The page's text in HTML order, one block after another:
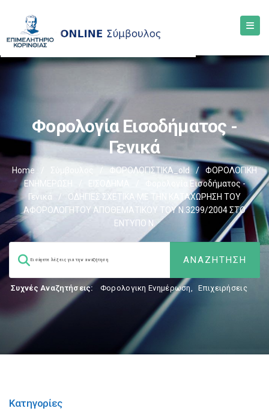
Φορολογία Εισοδήματος -
Γενικά
Home Σύμβουλος / ΦΟΡΟΛΟΓΙΣΤΙΚΑ_old /
ΦΟΡΟΛΟΓΙΚΗ
ΕΝΗΜΕΡΩΣΗ
Φορολογία Εισοδήματος -
Γενικά
/
ΟΔΗΓΙΕΣ ΣΧΕΤΙΚΑ ΜΕ ΤΗΝ ΚΑΤΑΧΩΡΗΣΗ ΤΟΥ
ΑΦΟΡΟΛΟΓΗΤΟΥ ΑΠΟΘΕΜΑΤΙΚΟΥ ΤΟΥ Ν.3299/2004 ΣΤΟ
ΕΝΤΥΠΟ Ν.
Συχνές Αναζητήσεις: Φορολογικη Ενημέρωση, Επιχειρήσεις
Κατηγορίες